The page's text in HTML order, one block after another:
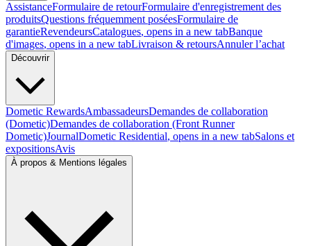
AssistanceFormulaire de retourFormulaire d'enregistrement des
produitsQuestions fréquemment poséesFormulaire de
garantieRevendeursCatalogues, opens in a new tabBanque
d'images, opens in a new tabLivraison & retoursAnnuler l’achat
Découvrir
Dometic RewardsAmbassadeursDemandes de collaboration
(Dometic)Demandes de collaboration (Front Runner
Dometic)JournalDometic Residential, opens in a new tabSalons et
expositionsAvis
À propos & Mentions légales